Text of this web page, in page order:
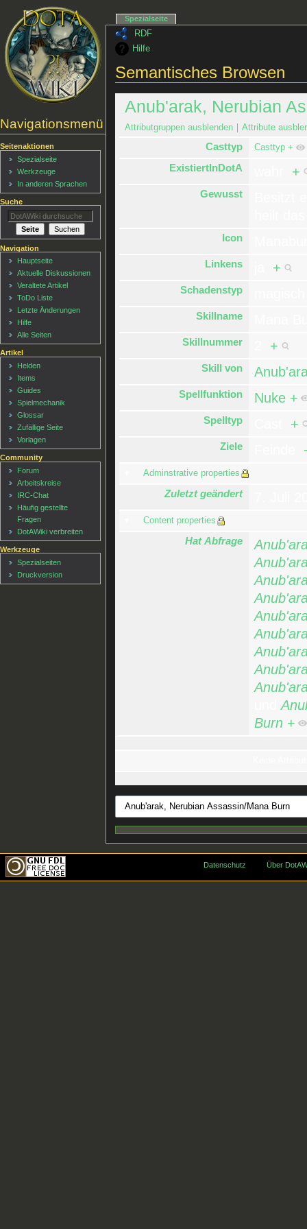
RDF
Hilfe
Semantisches Browsen
Anub'arak, Nerubian
Attributgruppen ausblenden Attribute
Casttyp Casttyp +
ExistiertInDotA +
Gewusst
Icon
Linkens +
Schadenstyp
Skillname
Skillnummer +
Skill von
Spellfunktion Nuke +
Spelltyp +
Ziele
Adminstrative properties
Zuletzt geändert
Content properties
Hat Abfrage
und
Burn +
Navigationsmenü
Spezialseite
Seitenaktionen
Spezialseite
Werkzeuge
In anderen Sprachen
Suche
Navigation
Hauptseite
Aktuelle Diskussionen
Veraltete Artikel
ToDo Liste
Letzte Änderungen
Hilfe
Alle Seiten
Artikel
Helden
Items
Guides
Spielmechanik
Glossar
Zufällige Seite
Vorlagen
Community
Forum
Arbeitskreise
IRC-Chat
Häufig gestellte
Fragen
DotAWiki verbreiten
Werkzeuge
Spezialseiten
Druckversion
Datenschutz Über